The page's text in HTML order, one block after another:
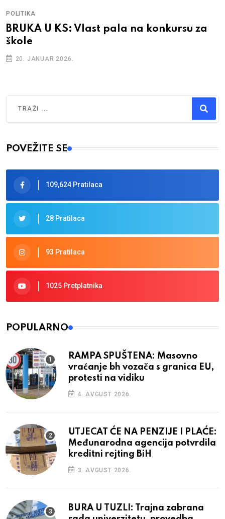
POLITIKA
BRUKA U KS: Vlast pala na konkursu za
škole
20. JANUAR 2026.
Type 2 or more characters for results.
POVEŽITE SE
109,624 Pratilaca
28 Pratilaca
93 Pratilaca
1025 Pretplatnika
POPULARNO
RAMPA SPUŠTENA: Masovno
vraćanje bh vozača s granica EU,
protesti na vidiku
4. AVGUST 2026.
UTJECAT ĆE NA PENZIJE I PLAĆE:
Međunarodna agencija potvrdila
kreditni rejting BiH
3. AVGUST 2026.
BURA U TUZLI: Trajna zabrana